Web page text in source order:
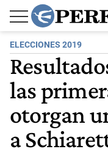
ELECCIONES 2019
las
otorgan
a